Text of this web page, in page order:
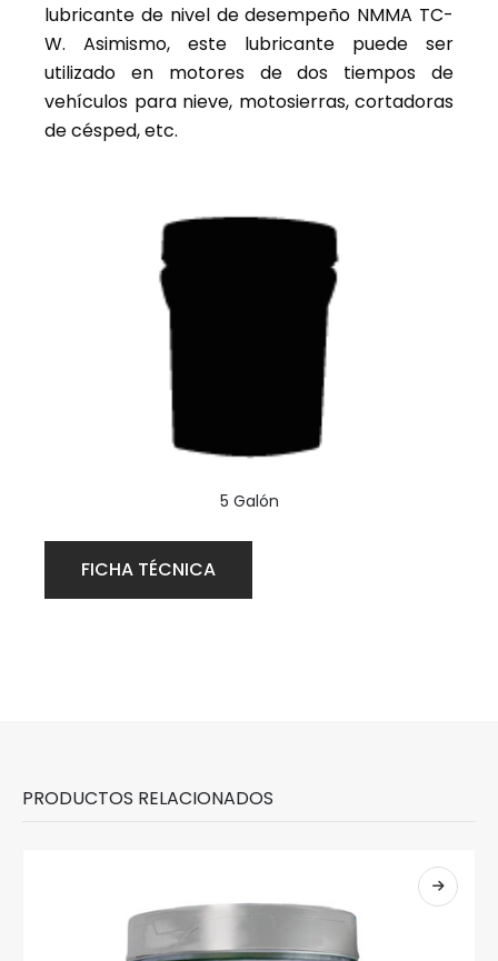
lubricante de nivel de desempeño NMMA TC-
W. Asimismo, este lubricante puede ser
utilizado en motores de dos tiempos de
vehículos para nieve, motosierras, cortadoras
de césped, etc.
5 Galón
FICHA TÉCNICA
PRODUCTOS RELACIONADOS